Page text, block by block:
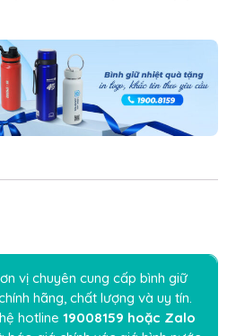
vị chuyên cung cấp bình giữ
hãng, chất lượng và uy tín.
hotline 19008159 hoặc Zalo